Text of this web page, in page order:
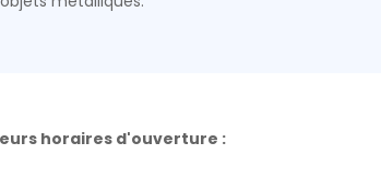
horaires d'ouverture :